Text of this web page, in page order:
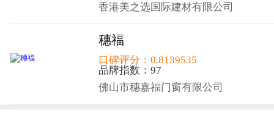
香港美之选国际建材有限公司
穗福
口碑评分：0.8139535
品牌指数：97
佛山市穗嘉福门窗有限公司